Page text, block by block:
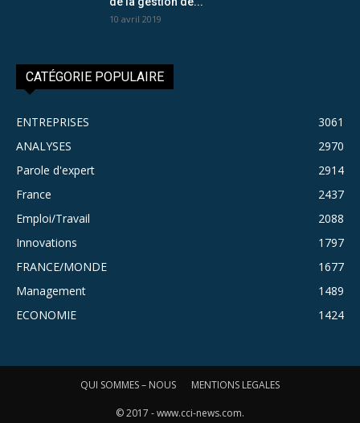
10 avril 2019
CATÉGORIE POPULAIRE
ENTREPRISES
3061
ANALYSES
2970
Parole d'expert
2914
France
2437
Emploi/Travail
2088
Innovations
1797
FRANCE/MONDE
1677
Management
1489
ECONOMIE
1424
QUI SOMMES – NOUS MENTIONS LEGALES
© 2017 - www.cci-news.com.